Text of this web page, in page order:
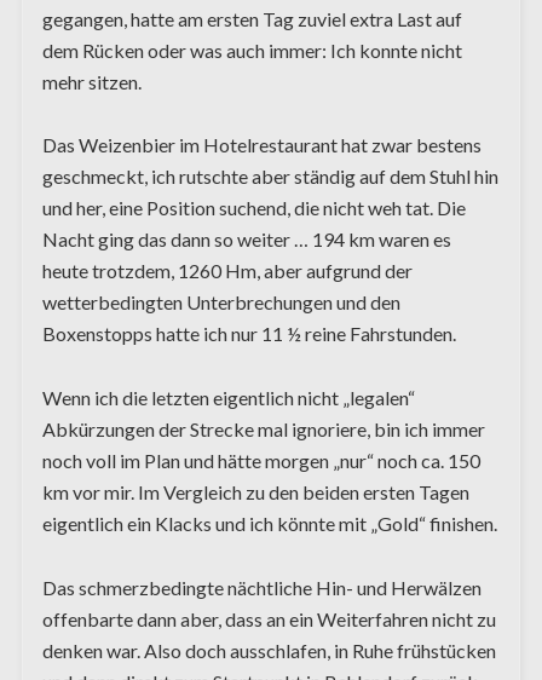
gegangen, hatte am ersten Tag zuviel extra Last auf
dem Rücken oder was auch immer: Ich konnte nicht
mehr sitzen.
Das Weizenbier im Hotelrestaurant hat zwar bestens
geschmeckt, ich rutschte aber ständig auf dem Stuhl hin
und her, eine Position suchend, die nicht weh tat. Die
Nacht ging das dann so weiter … 194 km waren es
heute trotzdem, 1260 Hm, aber aufgrund der
wetterbedingten Unterbrechungen und den
Boxenstopps hatte ich nur 11 ½ reine Fahrstunden.
Wenn ich die letzten eigentlich nicht „legalen“
Abkürzungen der Strecke mal ignoriere, bin ich immer
noch voll im Plan und hätte morgen „nur“ noch ca. 150
km vor mir. Im Vergleich zu den beiden ersten Tagen
eigentlich ein Klacks und ich könnte mit „Gold“ finishen.
Das schmerzbedingte nächtliche Hin- und Herwälzen
offenbarte dann aber, dass an ein Weiterfahren nicht zu
denken war. Also doch ausschlafen, in Ruhe frühstücken